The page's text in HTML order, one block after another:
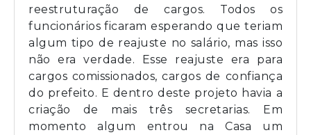
reestruturação de cargos. Todos os
funcionários ficaram esperando que teriam
algum tipo de reajuste no salário, mas isso
não era verdade. Esse reajuste era para
cargos comissionados, cargos de confiança
do prefeito. E dentro deste projeto havia a
criação de mais três secretarias. Em
momento algum entrou na Casa um